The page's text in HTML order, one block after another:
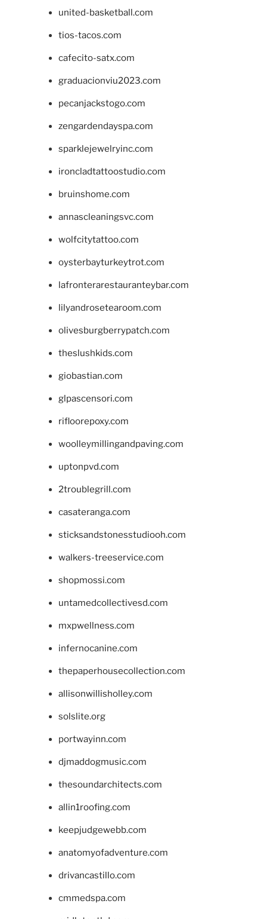
united-basketball.com
tios-tacos.com
cafecito-satx.com
graduacionviu2023.com
pecanjackstogo.com
zengardendayspa.com
sparklejewelryinc.com
ironcladtattoostudio.com
bruinshome.com
annascleaningsvc.com
wolfcitytattoo.com
oysterbayturkeytrot.com
lafronterarestauranteybar.com
lilyandrosetearoom.com
olivesburgberrypatch.com
theslushkids.com
giobastian.com
glpascensori.com
rifloorepoxy.com
woolleymillingandpaving.com
uptonpvd.com
2troublegrill.com
casateranga.com
sticksandstonesstudiooh.com
walkers-treeservice.com
shopmossi.com
untamedcollectivesd.com
mxpwellness.com
infernocanine.com
thepaperhousecollection.com
allisonwillisholley.com
solslite.org
portwayinn.com
djmaddogmusic.com
thesoundarchitects.com
allin1roofing.com
keepjudgewebb.com
anatomyofadventure.com
drivancastillo.com
cmmedspa.com